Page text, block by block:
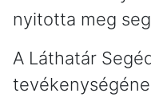
nyitotta meg
A Láthatár